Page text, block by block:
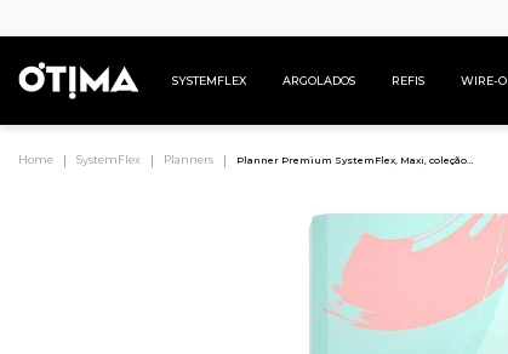
SYSTEMFLEX ARGOLADOS REFIS WIRE-O
SystemFlex Planners
Planner Premium SystemFlex, Maxi, coleção